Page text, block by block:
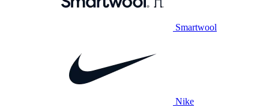
Smartwool
Nike